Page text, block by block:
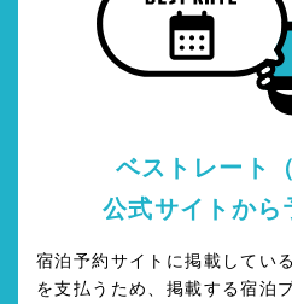
ベストレート
公式サイトから
宿泊予約サイトに掲載してい
を支払うため、掲載する宿泊